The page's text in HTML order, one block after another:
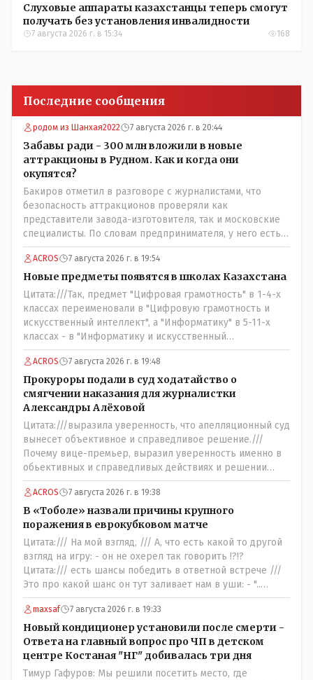
Слуховые аппараты казахстанцы теперь смогут
получать без установления инвалидности
7 августа 2026 г. в 15:34 168
Последние сообщения
родом из Шанхая2022 7 августа 2026 г. в 20:44
Забавы ради - 300 млн вложили в новые
аттракционы в Рудном. Как и когда они
окупятся?
Бакиров отметил в разговоре с журналистами, что
безопасность аттракционов проверяли как
представители завода-изготовителя, так и московские
специалисты. По словам предпринимателя, у него есть
сертификат, что аттракционы соответствуют
стандартам Евразийского экономического сообщества.
......сертификат это как у авто тех. паспорт,из этого
следует что каждый год перед тем как открыть сезон
атракционов следует пригласить специалистов чтобы
они проверили тех. состояние аттракционов чтоб никто
не покалечился и заверили всё это печатями и
подписями обычно это так следует и аким должен взять
под личный контроль за соблюдение Т.Б. ........у коммуняк
за это отвечал тех. надзор.....а да насчёт брущатки будем
надеяться что она к весне не провалится и не
поползёт....
ACROS 7 августа 2026 г. в 19:54
Новые предметы появятся в школах Казахстана
Цитата:///Так, предмет "Цифровая грамотность" в 1-4-х
классах переименовали в "Цифровую грамотность и
искусственный интеллект", а "Информатику" в 5-11-х
классах - в "Информатику и искусственный
интеллект"./// Заголовок статьи: ..///.Новые предметы
появятся в школах Казахстана.../// А, в самой статье
написано, что: "...переименовали...//" - где правильно ???
И они эти НОВЫЕ предметы действительно - появились
или же их банально ПЕРЕИМЕНОВАЛИ и завтра обьявят
это очередной и бесконечно длящей на протяжении вот
уже более ТРИДЦАТИ лет: - новой школьной
РЕФОРМОЙ.
ACROS 7 августа 2026 г. в 19:48
Прокуроры подали в суд ходатайство о
смягчении наказания для журналистки
Александры Алёховой
Цитата:///выразила уверенность, что апелляционный суд
вынесет объективное и справедливое решение.///
Почему вице-премьер, выразил уверенность именно в
обьективных и справедливых действиях и решении
именно АПЕЛЛЯЦИОННОГО суда, а не суда ПЕРВОЙ
инстанции ??? Значит она посчитала что суд первой
инстанции вынес: - ."....НЕ ОБЬЕКТИВНОЕ и
НЕСПРАВЕДЛИВОЕ решение....." - так можно
интрепретировать её высказывание ???
ACROS 7 августа 2026 г. в 19:38
В «Тоболе» назвали причины крупного
поражения в еврокубковом матче
Цитата:/// На мой взгляд, /// А, что есть какой то другой
взгляд на игру: - он не охерел так говорить !?!?
Цитата:/// есть шансы победить в ответной встрече ///
Это про какой шанс он тут заливает нам в уши: - "..
забить на своём поле ЧЕТЫРЕ гола и при этом не
пропустить ни ОДНОГО,,,,"- сказки Венского леса.
Цитата://я поздравляю их с этой победой// Значит
морально: - игроки Тобола уже проиграли ответную
встречу: - чудо на поле не бывает, если только у тебя в
команде играет сам Марадона....
maxsaf 7 августа 2026 г. в 19:33
Новый кондиционер установили после смерти -
Ответа на главный вопрос про ЧП в детском
центре Костаная "НГ" добивалась три дня
Тимур Гафуров: Мы решили посетить место, где